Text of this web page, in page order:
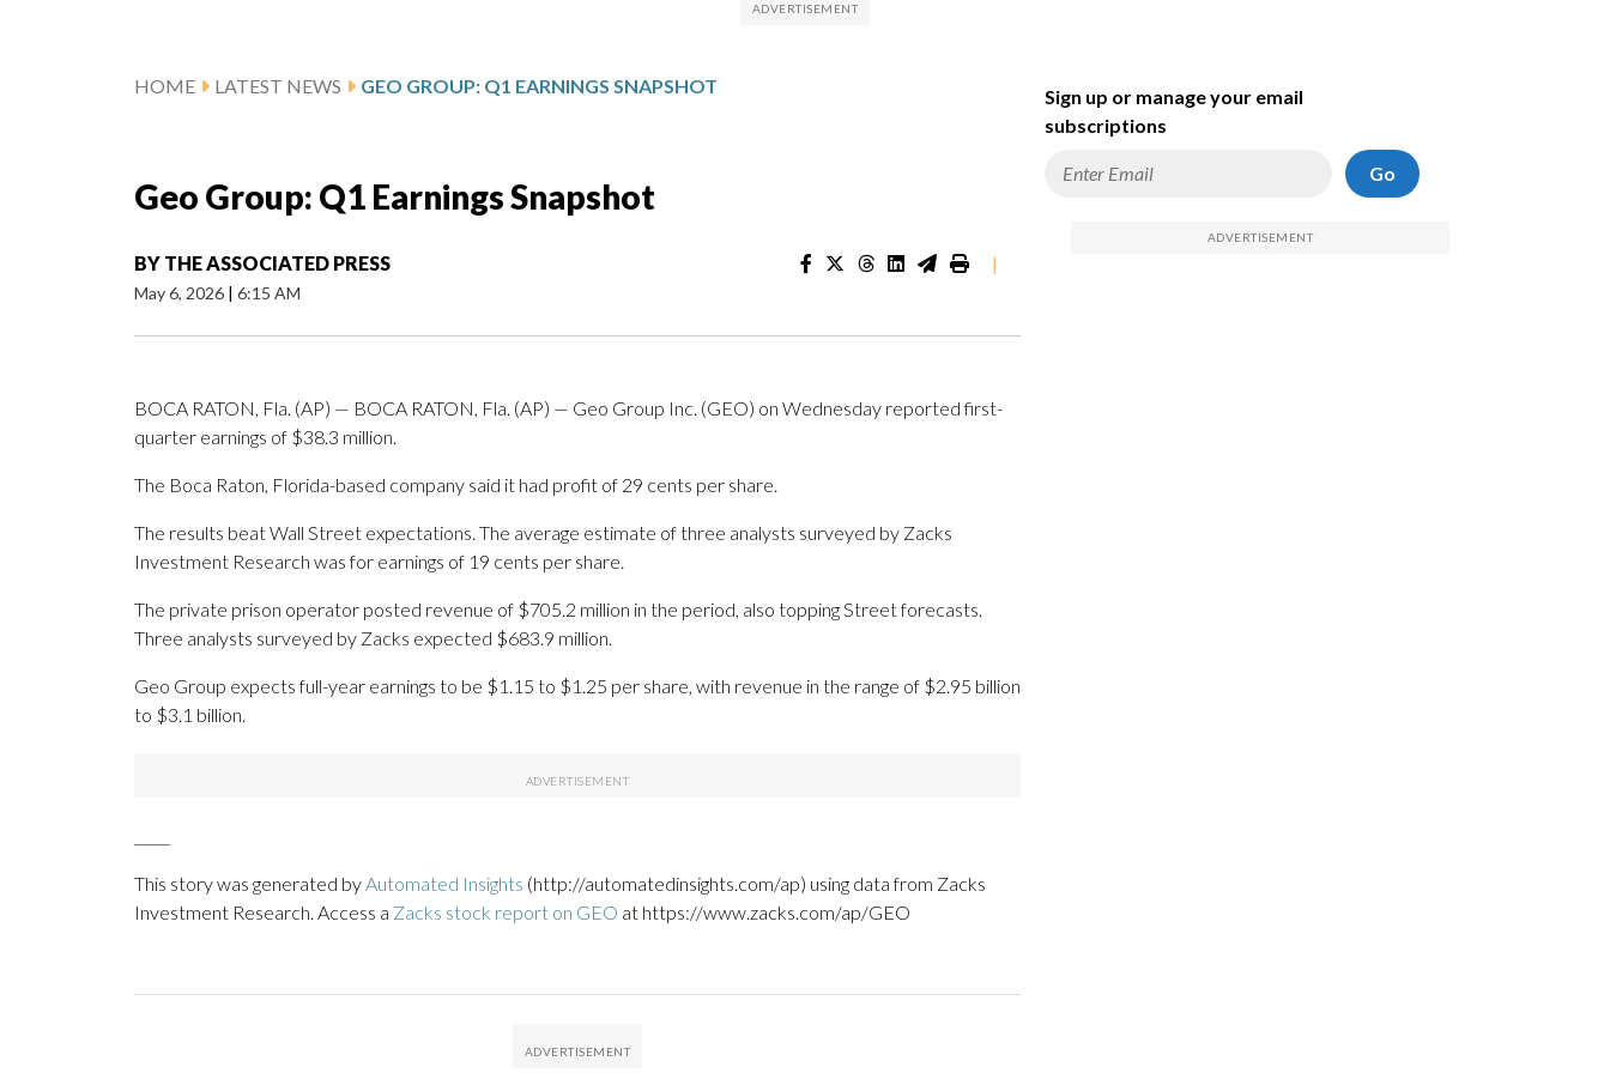
HOME LATEST NEWS GEO GROUP: Q1 EARNINGS SNAPSHOT
Geo Group: Q1 Earnings Snapshot
BY THE ASSOCIATED PRESS
May 6, 2026 | 6:15 AM
|
BOCA RATON, Fla. (AP) — BOCA RATON, Fla. (AP) — Geo Group Inc. (GEO) on Wednesday reported first-
quarter earnings of $38.3 million.
The Boca Raton, Florida-based company said it had profit of 29 cents per share.
The results beat Wall Street expectations. The average estimate of three analysts surveyed by Zacks
Investment Research was for earnings of 19 cents per share.
The private prison operator posted revenue of $705.2 million in the period, also topping Street forecasts.
Three analysts surveyed by Zacks expected $683.9 million.
Geo Group expects full-year earnings to be $1.15 to $1.25 per share, with revenue in the range of $2.95 billion
to $3.1 billion.
This story was generated byAutomated Insights (http://automatedinsights.com/ap) using data from Zacks
Investment Research. Access a Zacks stock report on GEO at https://www.zacks.com/ap/GEO
Sign up or manage your email
subscriptions
Go